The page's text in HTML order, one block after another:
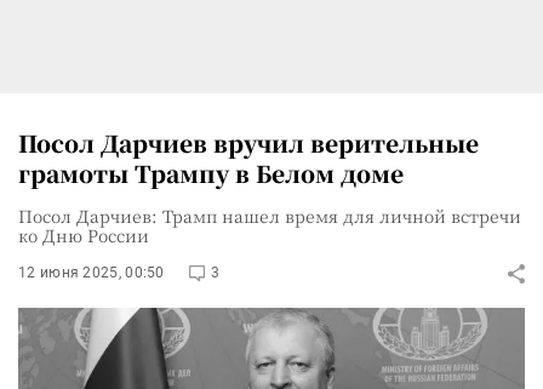
Посол Дарчиев вручил верительные
грамоты Трампу в Белом доме
Посол Дарчиев: Трамп нашел время для личной встречи
ко Дню России
12 июня 2025, 00:50 3